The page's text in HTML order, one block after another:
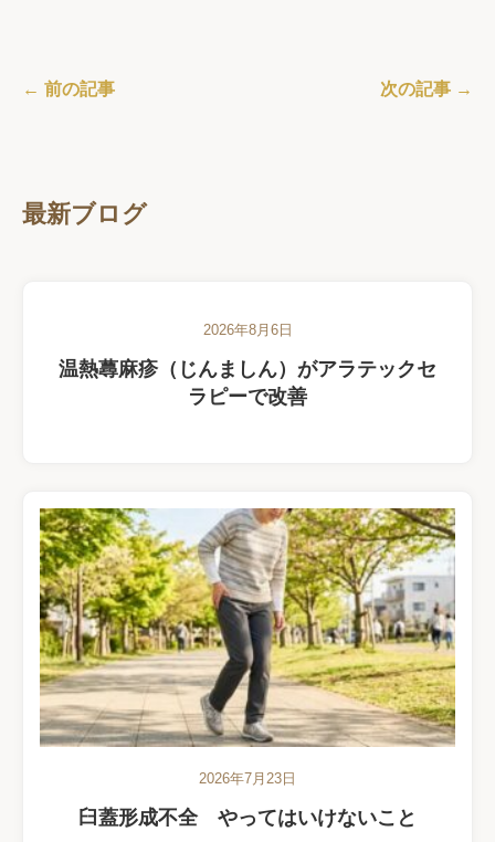
← 前の記事 次の記事 →
最新ブログ
2026年8月6日
温熱蕁麻疹（じんましん）がアラテックセ
ラピーで改善
2026年7月23日
臼蓋形成不全 やってはいけないこと